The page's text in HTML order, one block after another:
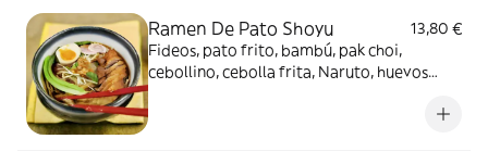
Ramen De Pato Shoyu
13,80 €
Fideos, pato frito, bambú, pak choi,
cebollino, cebolla frita, Naruto, huevos